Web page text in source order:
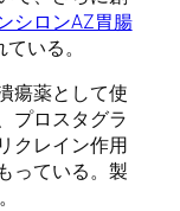
シロンAZ胃腸
いる。
瘍薬として使
プロスタグラ
クレイン作用
っている。製